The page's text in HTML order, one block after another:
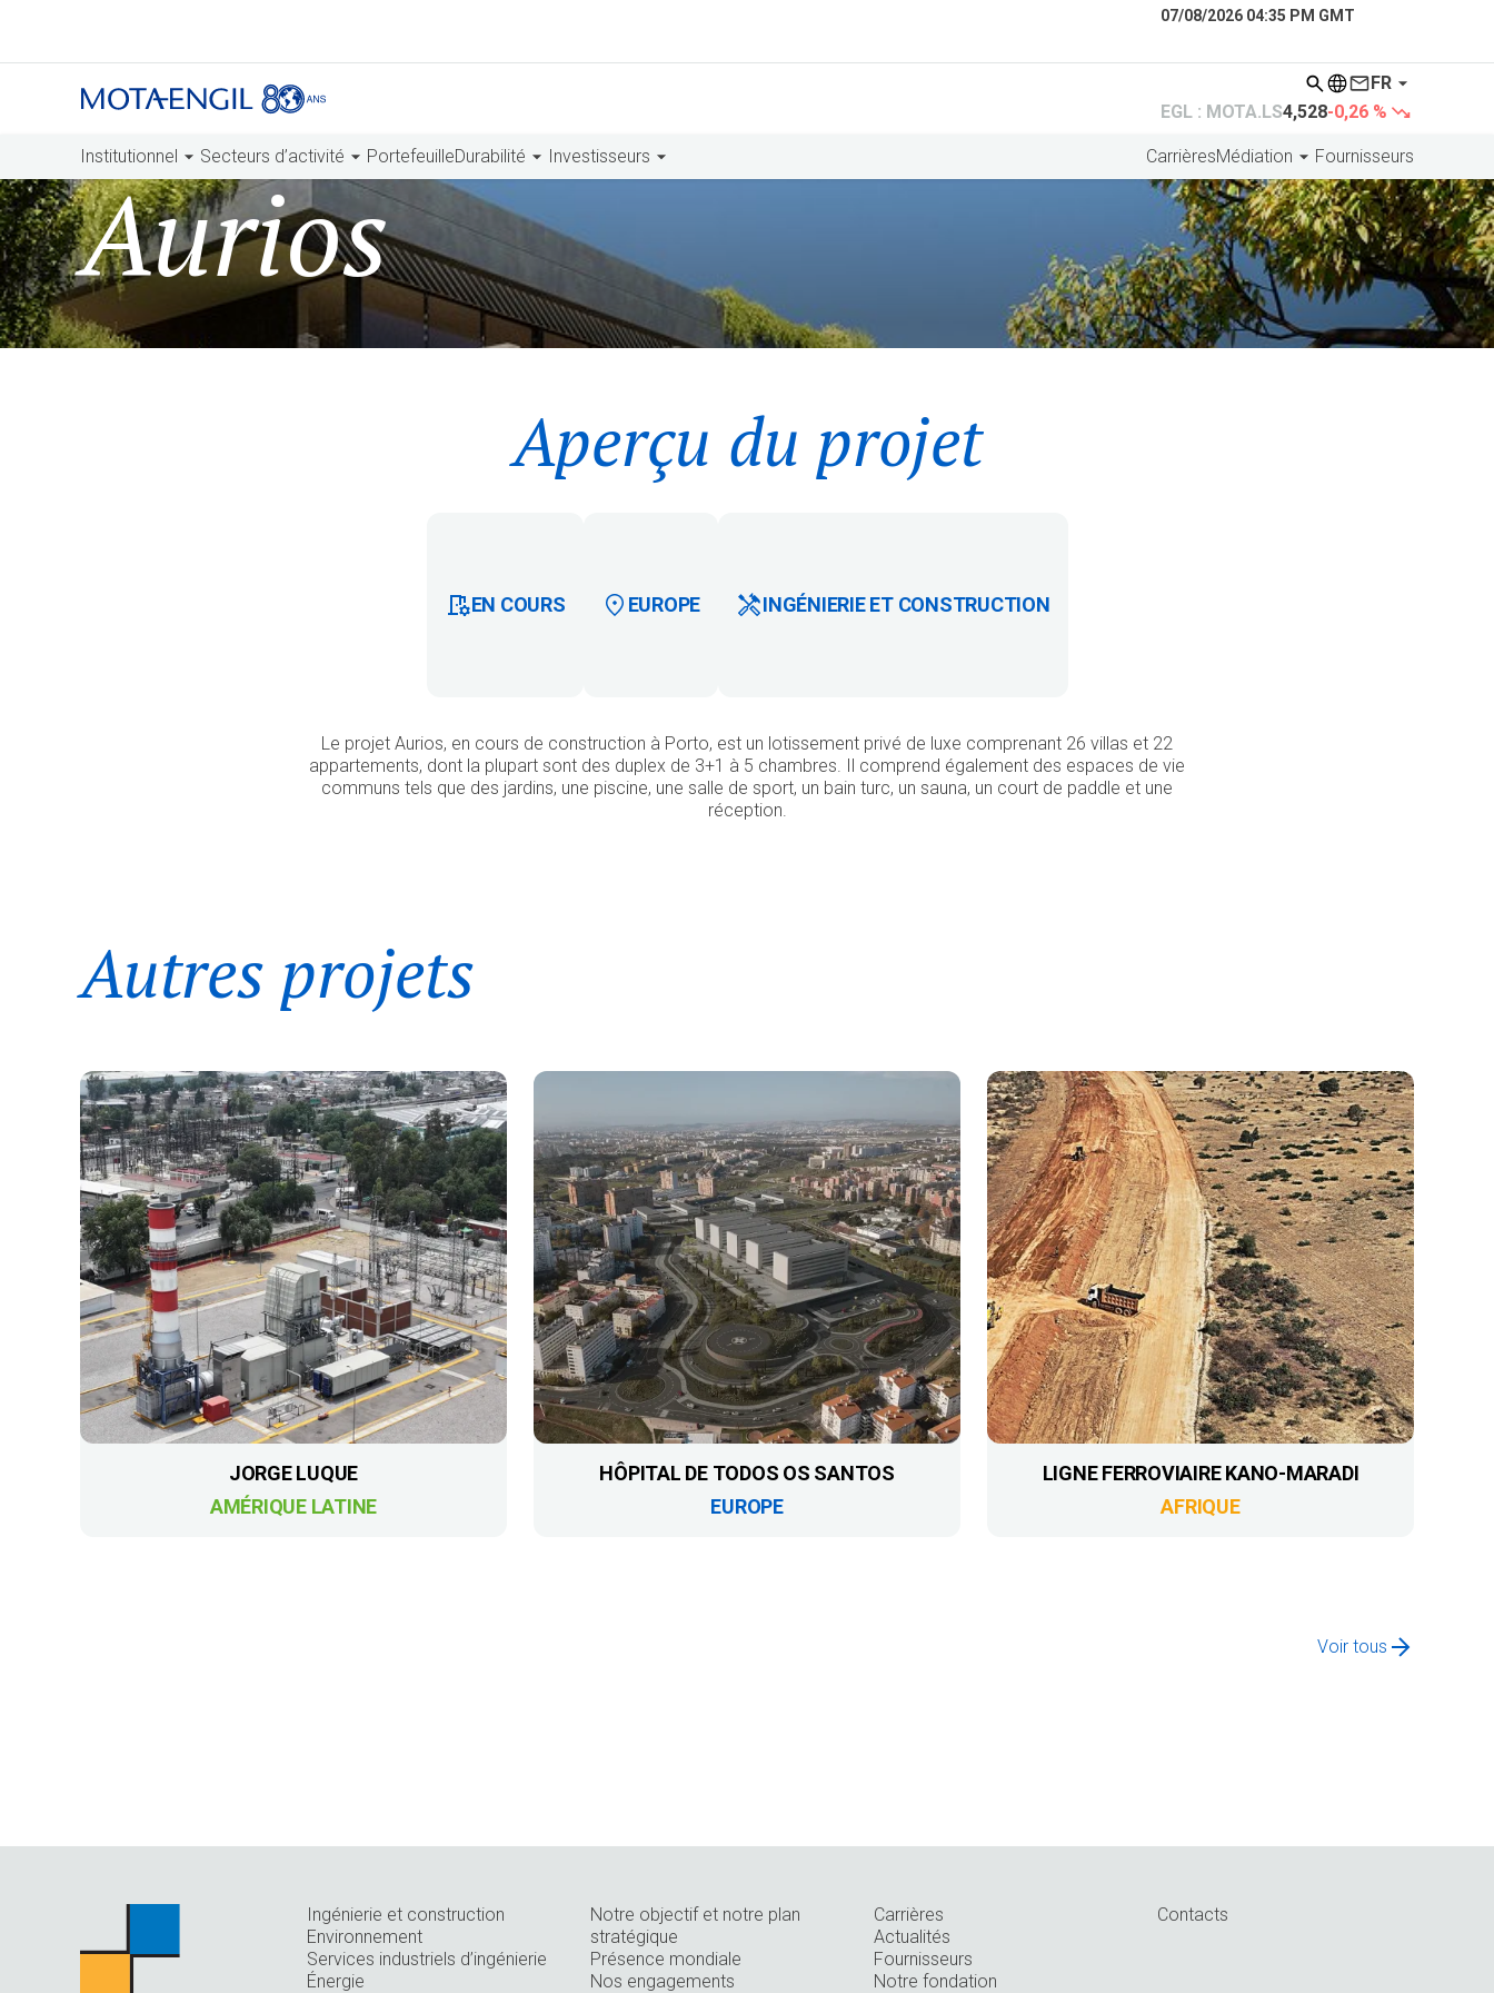
FR
07/08/2026 04:35 PM GMT
EGL : MOTA.LS4,528-0,26 %
Institutionnel Secteurs d’activité PortefeuilleDurabilité Investisseurs CarrièresMédiation Fournisseurs
Aurios
Aperçu du projet
EN COURS EUROPE INGÉNIERIE ET CONSTRUCTION
Le projet Aurios, en cours de construction à Porto, est un lotissement privé de luxe comprenant 26 villas et 22
appartements, dont la plupart sont des duplex de 3+1 à 5 chambres. Il comprend également des espaces de vie
communs tels que des jardins, une piscine, une salle de sport, un bain turc, un sauna, un court de paddle et une
réception.
Autres projets
JORGE LUQUE
AMÉRIQUE LATINE
HÔPITAL DE TODOS OS SANTOS
EUROPE
LIGNE FERROVIAIRE KANO-MARADI
AFRIQUE
Voir tous
Ingénierie et construction
Environnement
Services industriels d’ingénierie
Énergie
Notre objectif et notre plan
stratégique
Présence mondiale
Nos engagements
Carrières
Actualités
Fournisseurs
Notre fondation
Contacts